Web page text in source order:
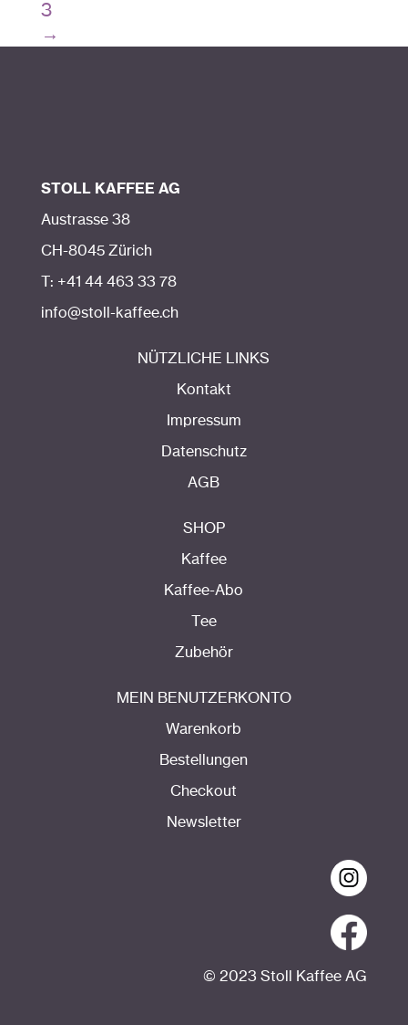
3
→
STOLL KAFFEE AG
Austrasse 38
CH-8045 Zürich
T: +41 44 463 33 78
info@stoll-kaffee.ch
NÜTZLICHE LINKS
Kontakt
Impressum
Datenschutz
AGB
SHOP
Kaffee
Kaffee-Abo
Tee
Zubehör
MEIN BENUTZERKONTO
Warenkorb
Bestellungen
Checkout
Newsletter
© 2023 Stoll Kaffee AG